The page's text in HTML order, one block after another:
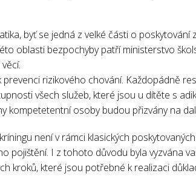
byť se jedná z velké části o poskytování
oblasti bezpochyby patří ministerstvo
rizikového chování. Každopádně
všech služeb, které jsou u dítěte s
kompetetentní osoby budou přizvány na
není v rámci klasických
pojištění. I z tohoto důvodu byla vyzvána
kroků, které jsou potřebné k realizaci